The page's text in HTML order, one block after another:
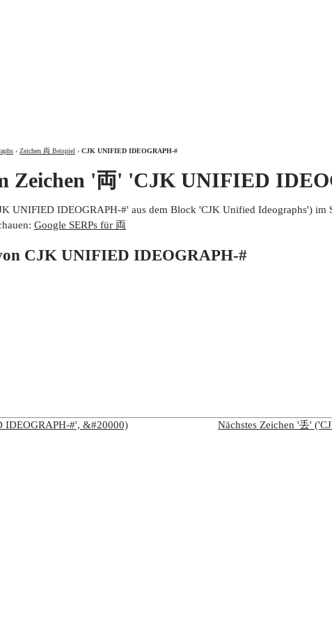
› Zeichen 両 Beispiel › CJK UNIFIED IDEOGRAPH-#
Zeichen '両' 'CJK UNIFIED
UNIFIED IDEOGRAPH-#' aus dem Block 'CJK Unified Ideographs') im
Google SERPs für 両
CJK UNIFIED IDEOGRAPH-#
IDEOGRAPH-#', &#20000)
Nächstes Zeichen '丢'